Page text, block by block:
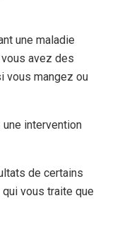
une maladie
avez des
vous mangez ou
intervention
de certains
vous traite que